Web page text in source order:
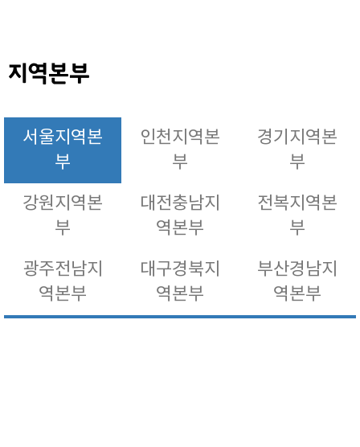
지역본부
서울지역본
부
인천지역본
부
경기지역본
부
강원지역본
부
대전충남지
역본부
전복지역본
부
광주전남지
역본부
대구경북지
역본부
부산경남지
역본부